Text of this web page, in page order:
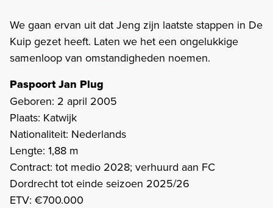
We gaan ervan uit dat Jeng zijn laatste stappen in De
Kuip gezet heeft. Laten we het een ongelukkige
samenloop van omstandigheden noemen.
Paspoort Jan Plug
Geboren: 2 april 2005
Plaats: Katwijk
Nationaliteit: Nederlands
Lengte: 1,88 m
Contract: tot medio 2028; verhuurd aan FC
Dordrecht tot einde seizoen 2025/26
ETV: €700.000